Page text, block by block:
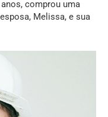
comprou uma
Melissa, e sua